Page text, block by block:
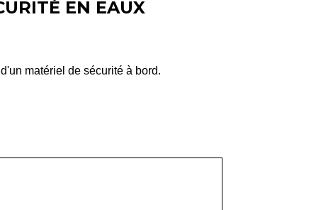
EN EAUX
matériel de sécurité à bord.